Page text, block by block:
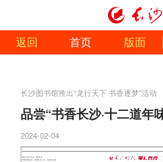
返回 首页 版面
长沙图书馆推出“龙行天下 书香逐梦”活动
品尝“书香长沙·十二道年
2024-02-04